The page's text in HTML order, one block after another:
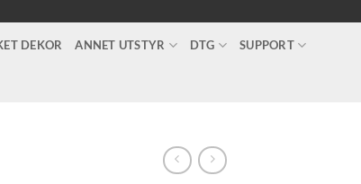
DEKOR ANNET UTSTYR DTG SUPPORT